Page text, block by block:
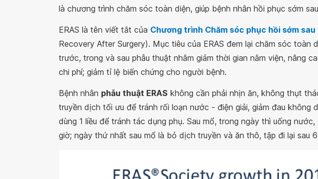
là chương trình chăm sóc toàn diện, giúp bệnh nhân hồi phục sớm
ERAS là tên viết tắt của Chương trình Chăm sóc phục hồi sớm
Recovery After Surgery). Mục tiêu của ERAS đem lại chăm sóc toàn
trước, trong và sau phẫu thuật nhằm giảm thời gian nằm viện, nâng
chi phí; giảm tỉ lệ biến chứng cho người bệnh.
Bệnh nhân phẫu thuật ERAS không cần phải nhịn ăn, không thụt
truyền dịch tối ưu để tránh rối loạn nước - điện giải, giảm đau không
dùng 1 liều để tránh tác dụng phụ. Sau mổ, trong ngày thì uống
giờ; ngày thứ nhất sau mổ là bỏ dịch truyền và ăn thô, tập đi lại sau